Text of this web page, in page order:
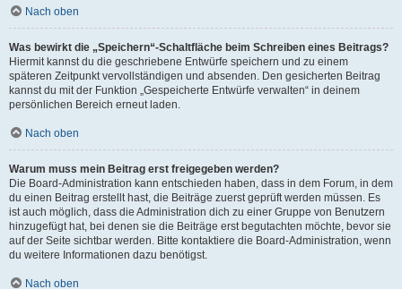
Nach oben
Was bewirkt die „Speichern“-Schaltfläche beim Schreiben eines Beitrags?
Hiermit kannst du die geschriebene Entwürfe speichern und zu einem
späteren Zeitpunkt vervollständigen und absenden. Den gesicherten Beitrag
kannst du mit der Funktion „Gespeicherte Entwürfe verwalten“ in deinem
persönlichen Bereich erneut laden.
Nach oben
Warum muss mein Beitrag erst freigegeben werden?
Die Board-Administration kann entschieden haben, dass in dem Forum, in dem
du einen Beitrag erstellt hast, die Beiträge zuerst geprüft werden müssen. Es
ist auch möglich, dass die Administration dich zu einer Gruppe von Benutzern
hinzugefügt hat, bei denen sie die Beiträge erst begutachten möchte, bevor sie
auf der Seite sichtbar werden. Bitte kontaktiere die Board-Administration, wenn
du weitere Informationen dazu benötigst.
Nach oben